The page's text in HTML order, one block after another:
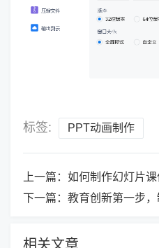
标签: PPT动画制作
上一篇： 如何制作幻灯片课件？
下一篇： 教育创新第一步，制作
相关文章